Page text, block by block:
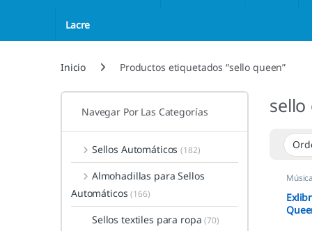
Lacre
Inicio Productos etiquetados “sello queen”
sello
Libris
Navegar Por Las Categorías
Sellos Automáticos(182)
Almohadillas para Sellos
Automáticos(166)
Sellos textiles para ropa(70)